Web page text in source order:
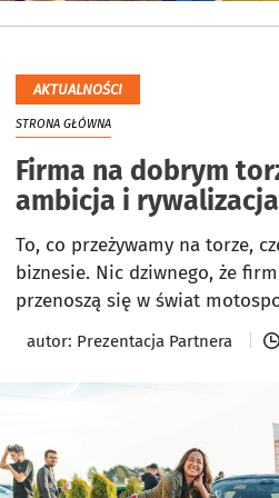
AKTUALNOŚCI
STRONA GŁÓWNA
Firma na dobrym
ambicja i
To, co przeżywamy na torze,
biznesie. Nic dziwnego, że
przenoszą się w świat
autor: Prezentacja Partnera